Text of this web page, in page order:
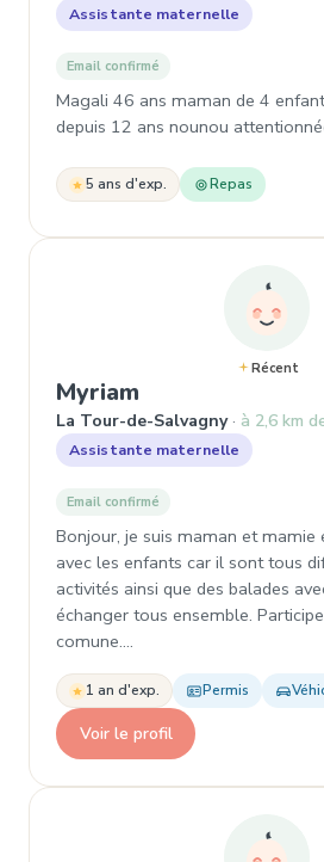
Assistante maternelle
Email confirmé
Magali 46 ans maman de 4
depuis 12 ans nounou
5 ans d'exp. Repas
Récent
Myriam
La Tour-de-Salvagny à 2,6 km
Assistante maternelle
Email confirmé
Bonjour, je suis maman et
avec les enfants car il sont tous
activités ainsi que des balades
échanger tous ensemble.
comune.…
1 an d'exp. Permis
Voir le profil